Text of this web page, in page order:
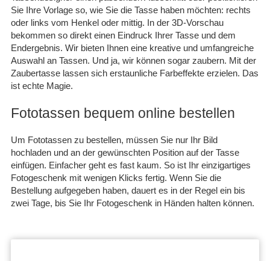
Sie Ihre Vorlage so, wie Sie die Tasse haben möchten: rechts
oder links vom Henkel oder mittig. In der 3D-Vorschau
bekommen so direkt einen Eindruck Ihrer Tasse und dem
Endergebnis. Wir bieten Ihnen eine kreative und umfangreiche
Auswahl an Tassen. Und ja, wir können sogar zaubern. Mit der
Zaubertasse lassen sich erstaunliche Farbeffekte erzielen. Das
ist echte Magie.
Fototassen bequem online bestellen
Um Fototassen zu bestellen, müssen Sie nur Ihr Bild
hochladen und an der gewünschten Position auf der Tasse
einfügen. Einfacher geht es fast kaum. So ist Ihr einzigartiges
Fotogeschenk mit wenigen Klicks fertig. Wenn Sie die
Bestellung aufgegeben haben, dauert es in der Regel ein bis
zwei Tage, bis Sie Ihr Fotogeschenk in Händen halten können.